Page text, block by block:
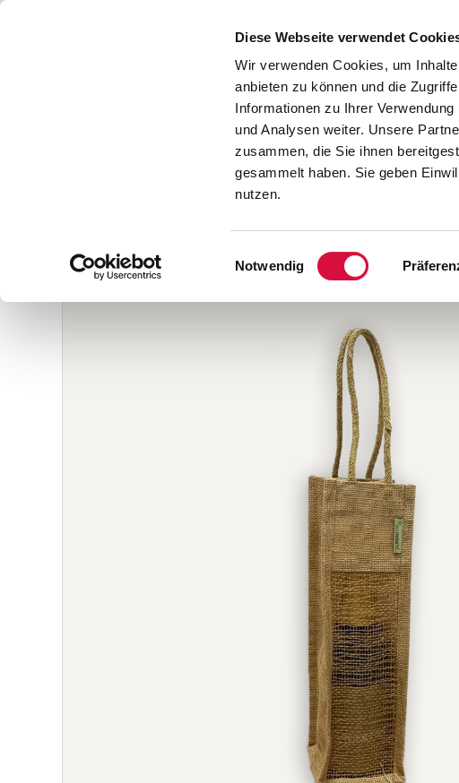
Diese Webseite verwendet
Wir verwenden Cookies, um
anbieten zu können und die
Informationen zu Ihrer
und Analysen weiter. Unsere
zusammen, die Sie ihnen
gesammelt haben. Sie geben
nutzen.
Einwilligungsauswahl
Notwendig
START BÜCHER
SALE